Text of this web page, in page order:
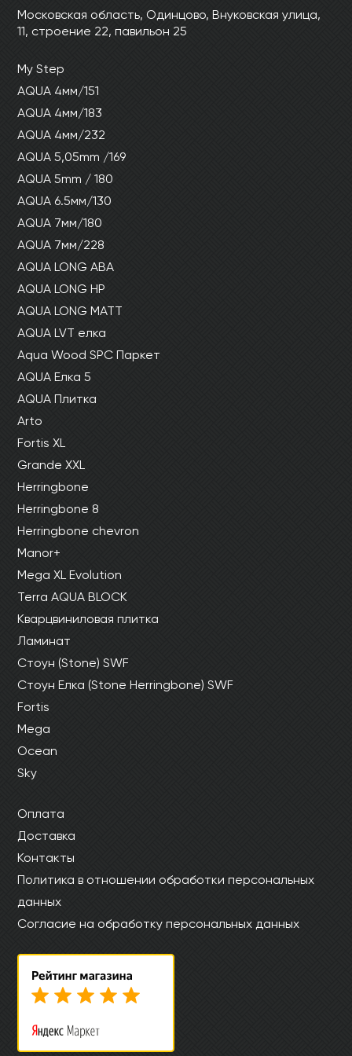
Ваши данные не будут переданы третьим
лицам
Ваши данные не будут переданы третьим
лицам
Московская область, Одинцово, Внуковская улица,
11, строение 22, павильон 25
My Step
AQUA 4мм/151
AQUA 4мм/183
AQUA 4мм/232
AQUA 5,05mm /169
AQUA 5mm / 180
AQUA 6.5мм/130
AQUA 7мм/180
AQUA 7мм/228
AQUA LONG ABA
AQUA LONG HP
AQUA LONG MATT
AQUA LVT елка
Aqua Wood SPC Паркет
AQUA Елка 5
AQUA Плитка
Arto
Fortis XL
Grande XXL
Herringbone
Herringbone 8
Herringbone chevron
Manor+
Mega XL Evolution
Terra AQUA BLOCK
Кварцвиниловая плитка
Ламинат
Стоун (Stone) SWF
Стоун Елка (Stone Herringbone) SWF
Fortis
Mega
Ocean
Sky
Оплата
Доставка
Контакты
Политика в отношении обработки персональных
данных
Согласие на обработку персональных данных